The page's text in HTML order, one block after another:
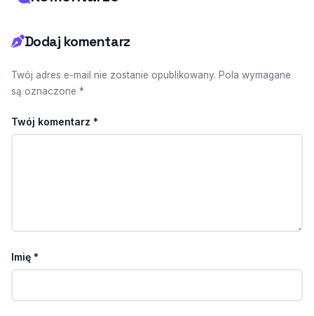
Dodaj komentarz
Twój adres e-mail nie zostanie opublikowany. Pola wymagane
są oznaczone *
Twój komentarz *
Imię *